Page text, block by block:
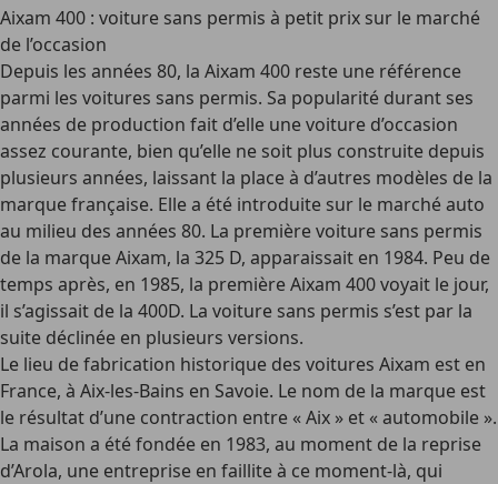
Aixam 400 : voiture sans permis à petit prix sur le marché
de l’occasion
Depuis les années 80, la Aixam 400 reste une référence
parmi les voitures sans permis. Sa popularité durant ses
années de production fait d’elle une voiture d’occasion
assez courante, bien qu’elle ne soit plus construite depuis
plusieurs années, laissant la place à d’autres modèles de la
marque française. Elle a été introduite sur le marché auto
au milieu des années 80. La première voiture sans permis
de la marque Aixam, la 325 D, apparaissait en 1984. Peu de
temps après, en 1985, la première Aixam 400 voyait le jour,
il s’agissait de la 400D. La voiture sans permis s’est par la
suite déclinée en plusieurs versions.
Le lieu de fabrication historique des voitures Aixam est en
France, à Aix-les-Bains en Savoie. Le nom de la marque est
le résultat d’une contraction entre « Aix » et « automobile ».
La maison a été fondée en 1983, au moment de la reprise
d’Arola, une entreprise en faillite à ce moment-là, qui